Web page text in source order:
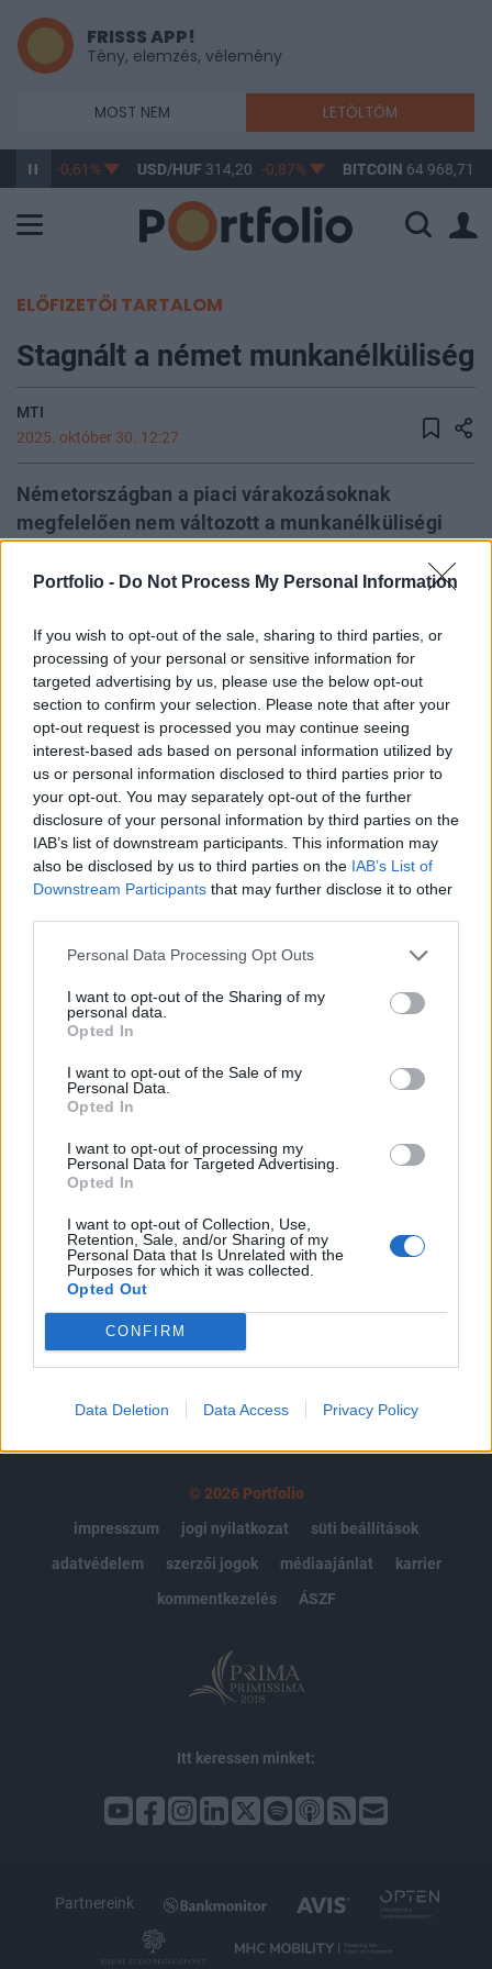
Portfolio - Do Not Process My Personal Information
If you wish to opt-out of the sale, sharing to third parties, or
processing of your personal or sensitive information for
targeted advertising by us, please use the below opt-out
section to confirm your selection. Please note that after your
opt-out request is processed you may continue seeing
interest-based ads based on personal information utilized by
us or personal information disclosed to third parties prior to
your opt-out. You may separately opt-out of the further
disclosure of your personal information by third parties on the
IAB’s list of downstream participants. This information may
also be disclosed by us to third parties on the IAB’s List of
Downstream Participants that may further disclose it to other
Personal Data Processing Opt Outs
I want to opt-out of the Sharing of my
personal data.
Opted In
I want to opt-out of the Sale of my
Personal Data.
Opted In
I want to opt-out of processing my
Personal Data for Targeted Advertising.
Opted In
I want to opt-out of Collection, Use,
Retention, Sale, and/or Sharing of my
Personal Data that Is Unrelated with the
Purposes for which it was collected.
Opted Out
CONFIRM
Data Deletion Data Access Privacy Policy
FRISSS APP!
Tény, elemzés, vélemény
MOST NEM LETÖLTÖM
-0,61% USD/HUF 314,20 -0,87% BITCOIN 64 968,71
ELŐFIZETŐI TARTALOM
Stagnált a német munkanélküliség
MTI
2025. október 30. 12:27
Németországban a piaci várakozásoknak
megfelelően nem változott a munkanélküliségi
világjárványt nem számítva 2020 szeptembere óta
közölte a szövetségi munkaügyi hivatal, a
Bundesagentur für Arbeit (BA) csütörtökön.
Nyugat-magyarországi Economic Forum 2026Október 15-
én jön a Nyugat-magyarországi Economic Forum, ami
magas szintű szakmai párbeszédet és értékes üzleti
kapcsolatokat kínál a régiós növekedés érdekében.
Részletek a linken.Információ és jelentkezésEgy éve
októberben alacsonyabb, 6,1 százalék volt a ráta. A
csütörtöki jelentés szerint a munkanélküliek száma
szezonálisan...
A keresett cikk a portfolio.hu hírarchívumához
tartozik, melynek olvasása előfizetéses
regisztrációhoz kötött.
Az előfizetés a következőket tartalmazza:
Kötéslisták: BÉT elmúlt 2 év napon belüli
kötéslistái
Előfizetés
MÁR ELŐFIZETŐNK VAGY?
© 2026 Portfolio
impresszum
jogi nyilatkozat
süti beállítások
adatvédelem
szerzői jogok médiaajánlat
karrier
kommentkezelés
ÁSZF
Itt keressen minket:
Partnereink